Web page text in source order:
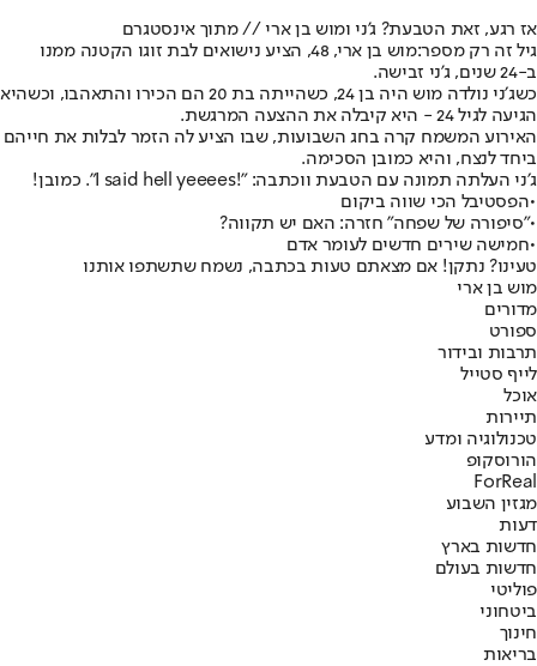
אז רגע, זאת הטבעת? ג'ני ומוש בן ארי // מתוך אינסטגרם
גיל זה רק מספר:מוש בן ארי
, 48, הציע נישואים לבת זוגו הקטנה ממנו
ב-24 שנים, ג'ני זבישה.
כשג׳ני נולדה מוש היה בן 24, כשהייתה בת 20 הם הכירו והתאהבו, וכשהיא
הגיעה לגיל 24 - היא קיבלה את ההצעה המרגשת.
האירוע המשמח קרה בחג השבועות, שבו הציע לה הזמר לבלות את חייהם
ביחד לנצח, והיא כמובן הסכימה.
ג׳ני העלתה תמונה עם הטבעת ווכתבה: "!I said hell yeeees". כמובן!
•הפסטיבל הכי שווה ביקום
•"סיפורה של שפחה" חזרה: האם יש תקווה?
•חמישה שירים חדשים לעומר אדם
טעינו? נתקן! אם מצאתם טעות בכתבה, נשמח שתשתפו אותנו
מוש בן ארי
מדורים
ספורט
תרבות ובידור
לייף סטייל
אוכל
תיירות
טכנולוגיה ומדע
הורוסקופ
ForReal
מגזין השבוע
דעות
חדשות בארץ
חדשות בעולם
פוליטי
ביטחוני
חינוך
בריאות